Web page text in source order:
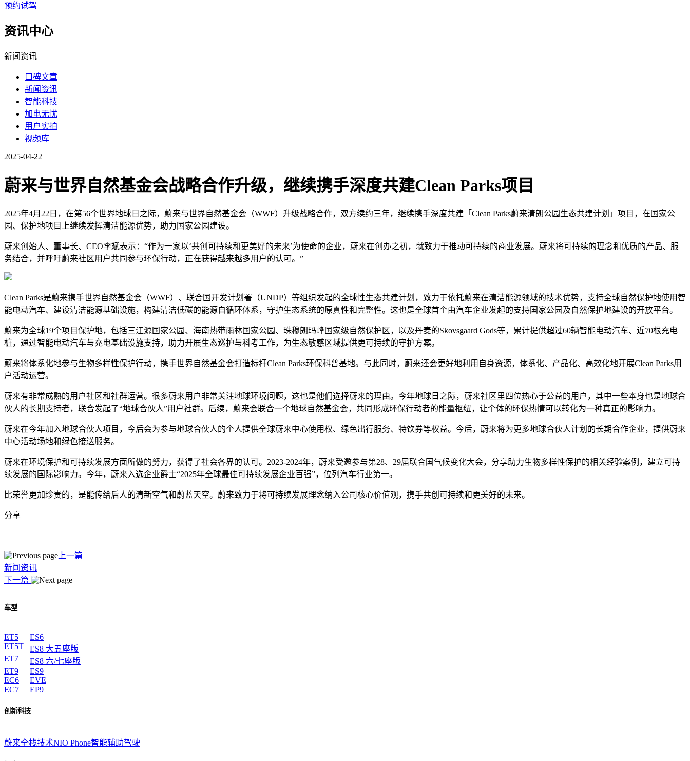
预约试驾
资讯中心
新闻资讯
口碑文章
新闻资讯
智能科技
加电无忧
用户实拍
视频库
2025-04-22
蔚来与世界自然基金会战略合作升级，继续携手深度共建Clean Parks项目
2025年4月22日，在第56个世界地球日之际，蔚来与世界自然基金会（WWF）升级战略合作，双方续约三年，继续携手深度共建「Clean Parks蔚来清朗公园生态共建计划」项目，在国家公
园、保护地项目上继续发挥清洁能源优势，助力国家公园建设。
蔚来创始人、董事长、CEO李斌表示：“作为一家以‘共创可持续和更美好的未来’为使命的企业，蔚来在创办之初，就致力于推动可持续的商业发展。蔚来将可持续的理念和优质的产品、服
务结合，并呼吁蔚来社区用户共同参与环保行动，正在获得越来越多用户的认可。”
Clean Parks是蔚来携手世界自然基金会（WWF）、联合国开发计划署（UNDP）等组织发起的全球性生态共建计划，致力于依托蔚来在清洁能源领域的技术优势，支持全球自然保护地使用智
能电动汽车、建设清洁能源基础设施，构建清洁低碳的能源自循环体系，守护生态系统的原真性和完整性。这也是全球首个由汽车企业发起的支持国家公园及自然保护地建设的开放平台。
蔚来为全球19个项目保护地，包括三江源国家公园、海南热带雨林国家公园、珠穆朗玛峰国家级自然保护区，以及丹麦的Skovsgaard Gods等，累计提供超过60辆智能电动汽车、近70根充电
桩，通过智能电动汽车与充电基础设施支持，助力开展生态巡护与科考工作，为生态敏感区域提供更可持续的守护方案。
蔚来将体系化地参与生物多样性保护行动，携手世界自然基金会打造标杆Clean Parks环保科普基地。与此同时，蔚来还会更好地利用自身资源，体系化、产品化、高效化地开展Clean Parks用
户活动运营。
蔚来有非常成熟的用户社区和社群运营。很多蔚来用户非常关注地球环境问题，这也是他们选择蔚来的理由。今年地球日之际，蔚来社区里四位热心于公益的用户，其中一些本身也是地球合
伙人的长期支持者，联合发起了“地球合伙人”用户社群。后续，蔚来会联合一个地球自然基金会，共同形成环保行动者的能量枢纽，让个体的环保热情可以转化为一种真正的影响力。
蔚来在今年加入地球合伙人项目，今后会为参与地球合伙人的个人提供全球蔚来中心使用权、绿色出行服务、特饮券等权益。今后，蔚来将为更多地球合伙人计划的长期合作企业，提供蔚来
中心活动场地和绿色接送服务。
蔚来在环境保护和可持续发展方面所做的努力，获得了社会各界的认可。2023-2024年，蔚来受邀参与第28、29届联合国气候变化大会，分享助力生物多样性保护的相关经验案例，建立可持
续发展的国际影响力。今年，蔚来入选企业爵士“2025年全球最佳可持续发展企业百强”，位列汽车行业第一。
比荣誉更加珍贵的，是能传给后人的清新空气和蔚蓝天空。蔚来致力于将可持续发展理念纳入公司核心价值观，携手共创可持续和更美好的未来。
分享
上一篇
新闻资讯
下一篇
车型
ET5
ET5T
ET7
ET9
EC6
EC7
ES6
ES8 大五座版
ES8 六/七座版
ES9
EVE
EP9
创新科技
蔚来全栈技术NIO Phone智能辅助驾驶